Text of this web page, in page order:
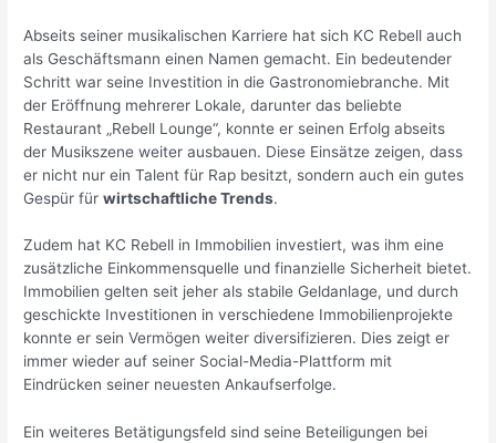
Abseits seiner musikalischen Karriere hat sich KC Rebell auch
als Geschäftsmann einen Namen gemacht. Ein bedeutender
Schritt war seine Investition in die Gastronomiebranche. Mit
der Eröffnung mehrerer Lokale, darunter das beliebte
Restaurant „Rebell Lounge“, konnte er seinen Erfolg abseits
der Musikszene weiter ausbauen. Diese Einsätze zeigen, dass
er nicht nur ein Talent für Rap besitzt, sondern auch ein gutes
Gespür fürwirtschaftliche Trends.
Zudem hat KC Rebell in Immobilien investiert, was ihm eine
zusätzliche Einkommensquelle und finanzielle Sicherheit bietet.
Immobilien gelten seit jeher als stabile Geldanlage, und durch
geschickte Investitionen in verschiedene Immobilienprojekte
konnte er sein Vermögen weiter diversifizieren. Dies zeigt er
immer wieder auf seiner Social-Media-Plattform mit
Eindrücken seiner neuesten Ankaufserfolge.
Ein weiteres Betätigungsfeld sind seine Beteiligungen bei